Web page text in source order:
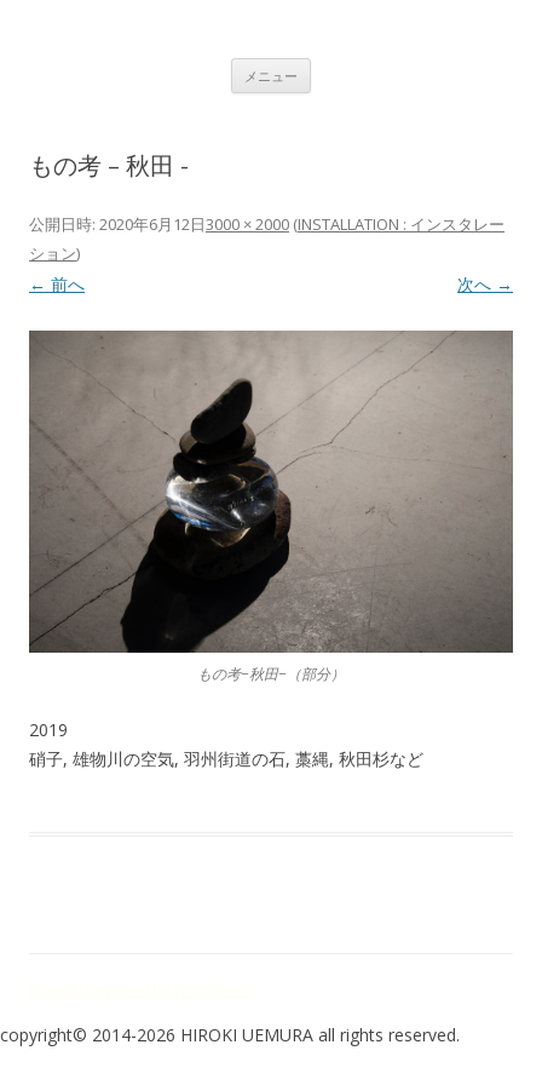
メニュー
もの考 – 秋田 -
公開日時: 2020年6月12日3000 × 2000 (INSTALLATION : インスタレー
ション)
← 前へ 次へ →
もの考−秋田−（部分）
2019
硝子, 雄物川の空気, 羽州街道の石, 藁縄, 秋田杉など
copyright© 2014-2026 HIROKI UEMURA all rights reserved.